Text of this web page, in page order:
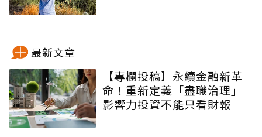
最新文章
【專欄投稿】永續金融新革
命！重新定義「盡職治理」
影響力投資不能只看財報